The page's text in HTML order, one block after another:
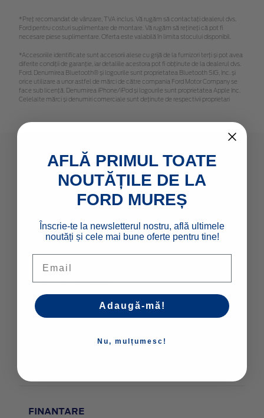
*Preţ recomandat de vânzare, TVA inclus. Vă rugăm să contactaţi dealerul dvs.
Ford pentru costuri suplimentare de montare. Vă rugăm să rețineți că pot fi
necesare piese suplimentare. Oferta este valabilă în limita stocului disponibil.
*Accesoriile identificate sunt accesorii alese cu grijă de la furnizori terți și pot avea
diferite condiții de garanție, iar detaliile acestora pot fi obținute de la dealerul dvs.
Ford. Denumirea Bluetooth® și logourile sunt proprietatea Bluetooth SIG, Inc. și
orice utilizare a unor astfel de mărci de către compania Ford Motor Company se
face sub licență. Denumirea iPhone/iPod și logourile sunt proprietatea Apple Inc.
Celelalte mărci și denumiri comerciale sunt deținute de respectivii proprietari
MODELE NOI
Flote
LINK-URI RAPIDE
Configurator
FINANTARE
AFLĂ PRIMUL TOATE
NOUTĂȚILE DE LA
FORD MUREȘ
Înscrie-te la newsletterul nostru, află ultimele
noutăți și cele mai bune oferte pentru tine!
Adaugă-mă!
Nu, mulțumesc!